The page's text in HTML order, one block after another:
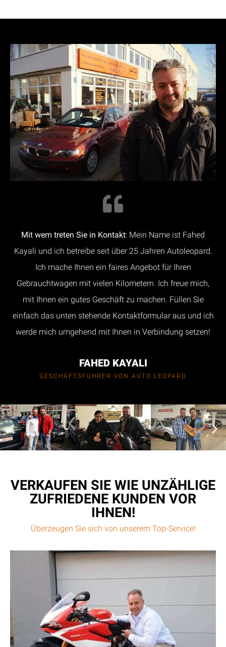
Mit wem treten Sie in Kontakt: Mein Name ist Fahed
Kayali und ich betreibe seit über 25 Jahren Autoleopard.
Ich mache Ihnen ein faires Angebot für Ihren
Gebrauchtwagen mit vielen Kilometern. Ich freue mich,
mit Ihnen ein gutes Geschäft zu machen. Füllen Sie
einfach das unten stehende Kontaktformular aus und ich
werde mich umgehend mit Ihnen in Verbindung setzen!
FAHED KAYALI
GESCHÄFTSFÜHRER VON AUTO LEOPARD
VERKAUFEN SIE WIE UNZÄHLIGE
ZUFRIEDENE KUNDEN VOR
IHNEN!
Überzeugen Sie sich von unserem Top-Service!